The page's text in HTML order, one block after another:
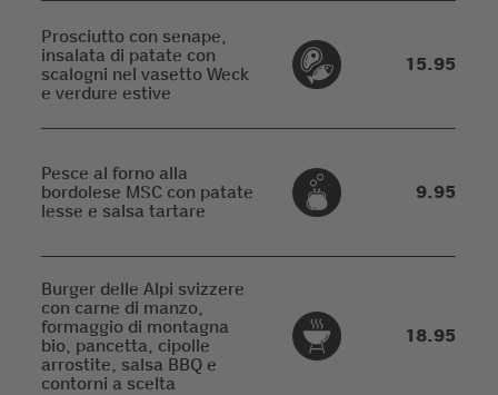
Prosciutto con senape,
insalata di patate con
scalogni nel vasetto Weck
e verdure estive
15.95
Pesce al forno alla
bordolese MSC con patate
lesse e salsa tartare
9.95
Burger delle Alpi svizzere
con carne di manzo,
formaggio di montagna
bio, pancetta, cipolle
arrostite, salsa BBQ e
contorni a scelta
18.95